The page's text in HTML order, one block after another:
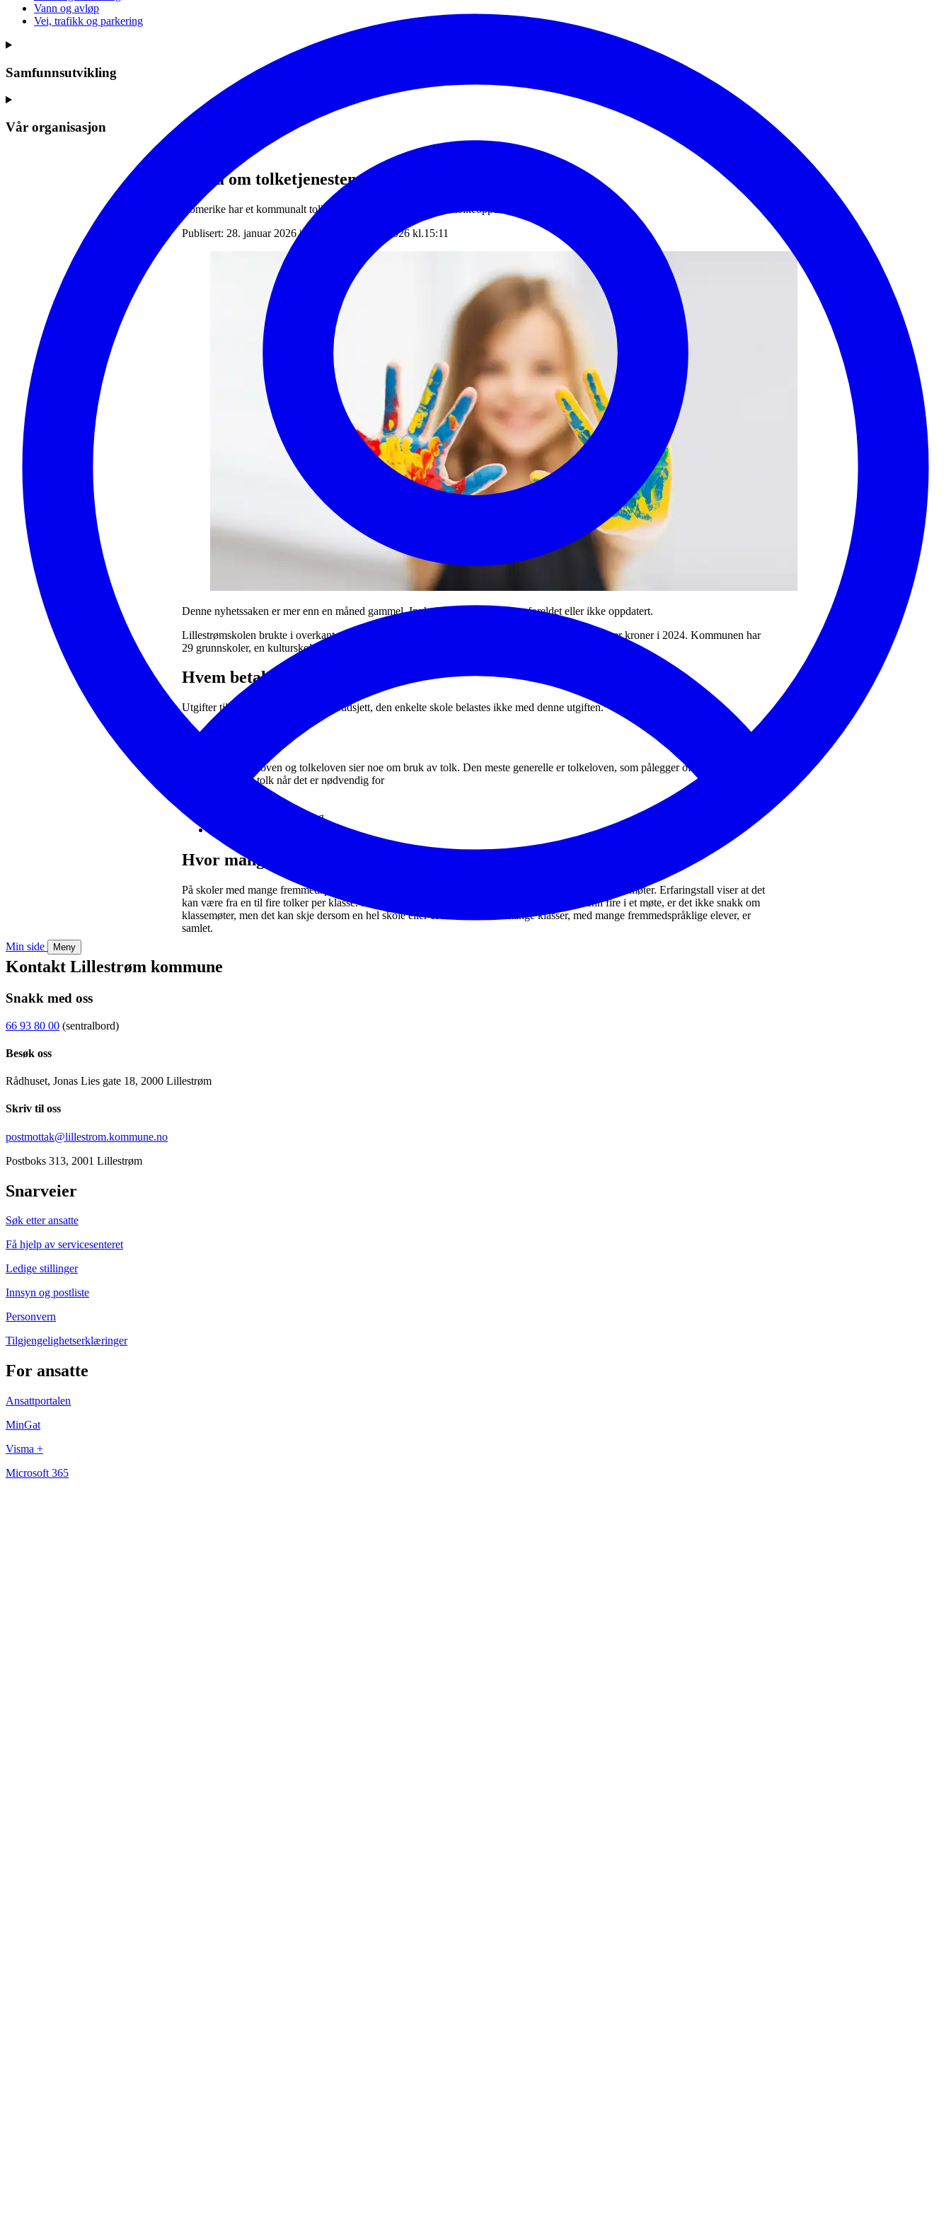
Min side Meny
Vann og avløp
Vei, trafikk og parkering
Samfunnsutvikling
Vår organisasjon
Fakta om tolketjenesten
Romerike har et kommunalt tolkesamarbeid, som bidrar med tolkeoppdrag i romerikskommunene.
Publisert: 28. januar 2026 | Endret: 28. januar 2026 kl.15:11
Denne nyhetssaken er mer enn en måned gammel. Innholdet kan derfor være foreldet eller ikke oppdatert.
Lillestrømskolen brukte i overkant av 2,3 millioner kroner på tolkeoppdrag i 2025, og 2,5 millioner kroner i 2024. Kommunen har
29 grunnskoler, en kulturskole og en voksenopplæring.
Hvem betaler?
Utgifter til tolk går over et sentralt budsjett, den enkelte skole belastes ikke med denne utgiften.
Hvem får tolk?
Både opplæringsloven og tolkeloven sier noe om bruk av tolk. Den meste generelle er tolkeloven, som pålegger offentlige organer å
bruke kvalifisert tolk når det er nødvendig for
forsvarlig saksbehandling
Hvor mange tolker?
På skoler med mange fremmedspråklige elever kan det være flere tolker til stede samtidig på foreldremøter. Erfaringstall viser at det
kan være fra en til fire tolker per klasse. Når det nevnes at det er tilstede mange flere tolker enn fire i et møte, er det ikke snakk om
klassemøter, men det kan skje dersom en hel skole eller et helt trinn med mange klasser, med mange fremmedspråklige elever, er
samlet.
Kontakt Lillestrøm kommune
Snakk med oss
66 93 80 00 (sentralbord)
Besøk oss
Rådhuset, Jonas Lies gate 18, 2000 Lillestrøm
Skriv til oss
postmottak@lillestrom.kommune.no
Postboks 313, 2001 Lillestrøm
Snarveier
Søk etter ansatte
Få hjelp av servicesenteret
Ledige stillinger
Innsyn og postliste
Personvern
Tilgjengelighetserklæringer
For ansatte
Ansattportalen
MinGat
Visma +
Microsoft 365